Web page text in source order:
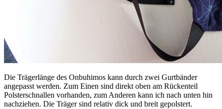
Die Trägerlänge des Onbuhimos kann durch zwei Gurtbänder
angepasst werden. Zum Einen sind direkt oben am Rückenteil
Polsterschnallen vorhanden, zum Anderen kann ich nach unten hin
nachziehen. Die Träger sind relativ dick und breit gepolstert.